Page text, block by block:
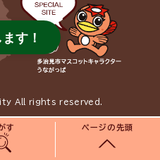
す ページの先頭
All rights reserved.
す！